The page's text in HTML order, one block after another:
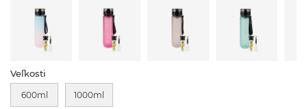
Veľkosti
600ml 1000ml